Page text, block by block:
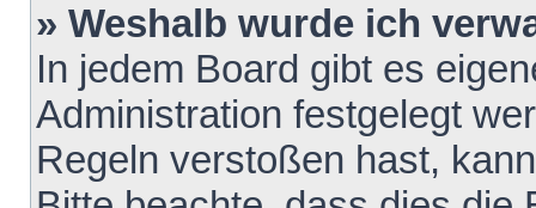
» Weshalb wurde ich
In jedem Board gibt es
Administration festgelegt
Regeln verstoßen hast,